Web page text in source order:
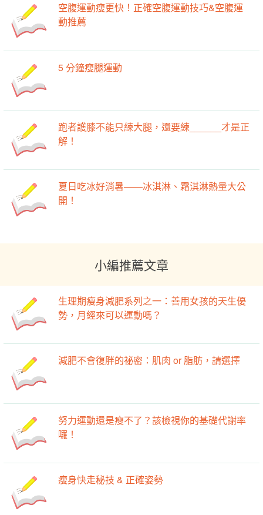
空腹運動瘦更快！正確空腹運動技巧&空腹運
動推薦
5 分鐘瘦腿運動
跑者護膝不能只練大腿，還要練______才是正
解！
夏日吃冰好消暑——冰淇淋、霜淇淋熱量大公
開！
小編推薦文章
生理期瘦身減肥系列之一：善用女孩的天生優
勢，月經來可以運動嗎？
減肥不會復胖的祕密：肌肉 or 脂肪，請選擇
努力運動還是瘦不了？該檢視你的基礎代謝率
囉！
瘦身快走秘技 & 正確姿勢